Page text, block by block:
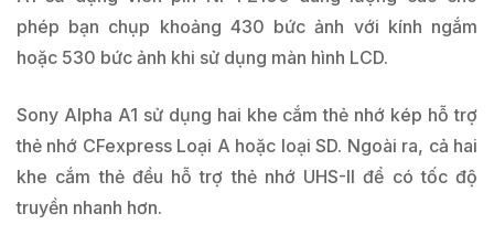
phép bạn chụp khoảng 430 bức ảnh với kính ngắm
hoặc 530 bức ảnh khi sử dụng màn hình LCD.
Sony Alpha A1 sử dụng hai khe cắm thẻ nhớ kép hỗ trợ
thẻ nhớ CFexpress Loại A hoặc loại SD. Ngoài ra, cả hai
khe cắm thẻ đều hỗ trợ thẻ nhớ UHS-II để có tốc độ
truyền nhanh hơn.